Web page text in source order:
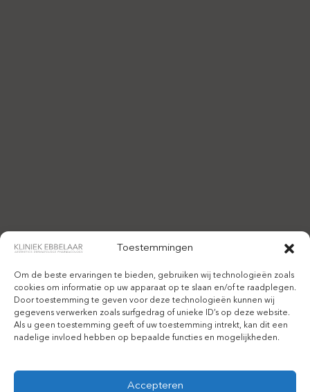
Toestemmingen
Om de beste ervaringen te bieden, gebruiken wij technologieën zoals
cookies om informatie op uw apparaat op te slaan en/of te raadplegen.
Door toestemming te geven voor deze technologieën kunnen wij
gegevens verwerken zoals surfgedrag of unieke ID’s op deze website.
Als u geen toestemming geeft of uw toestemming intrekt, kan dit een
nadelige invloed hebben op bepaalde functies en mogelijkheden.
Accepteren